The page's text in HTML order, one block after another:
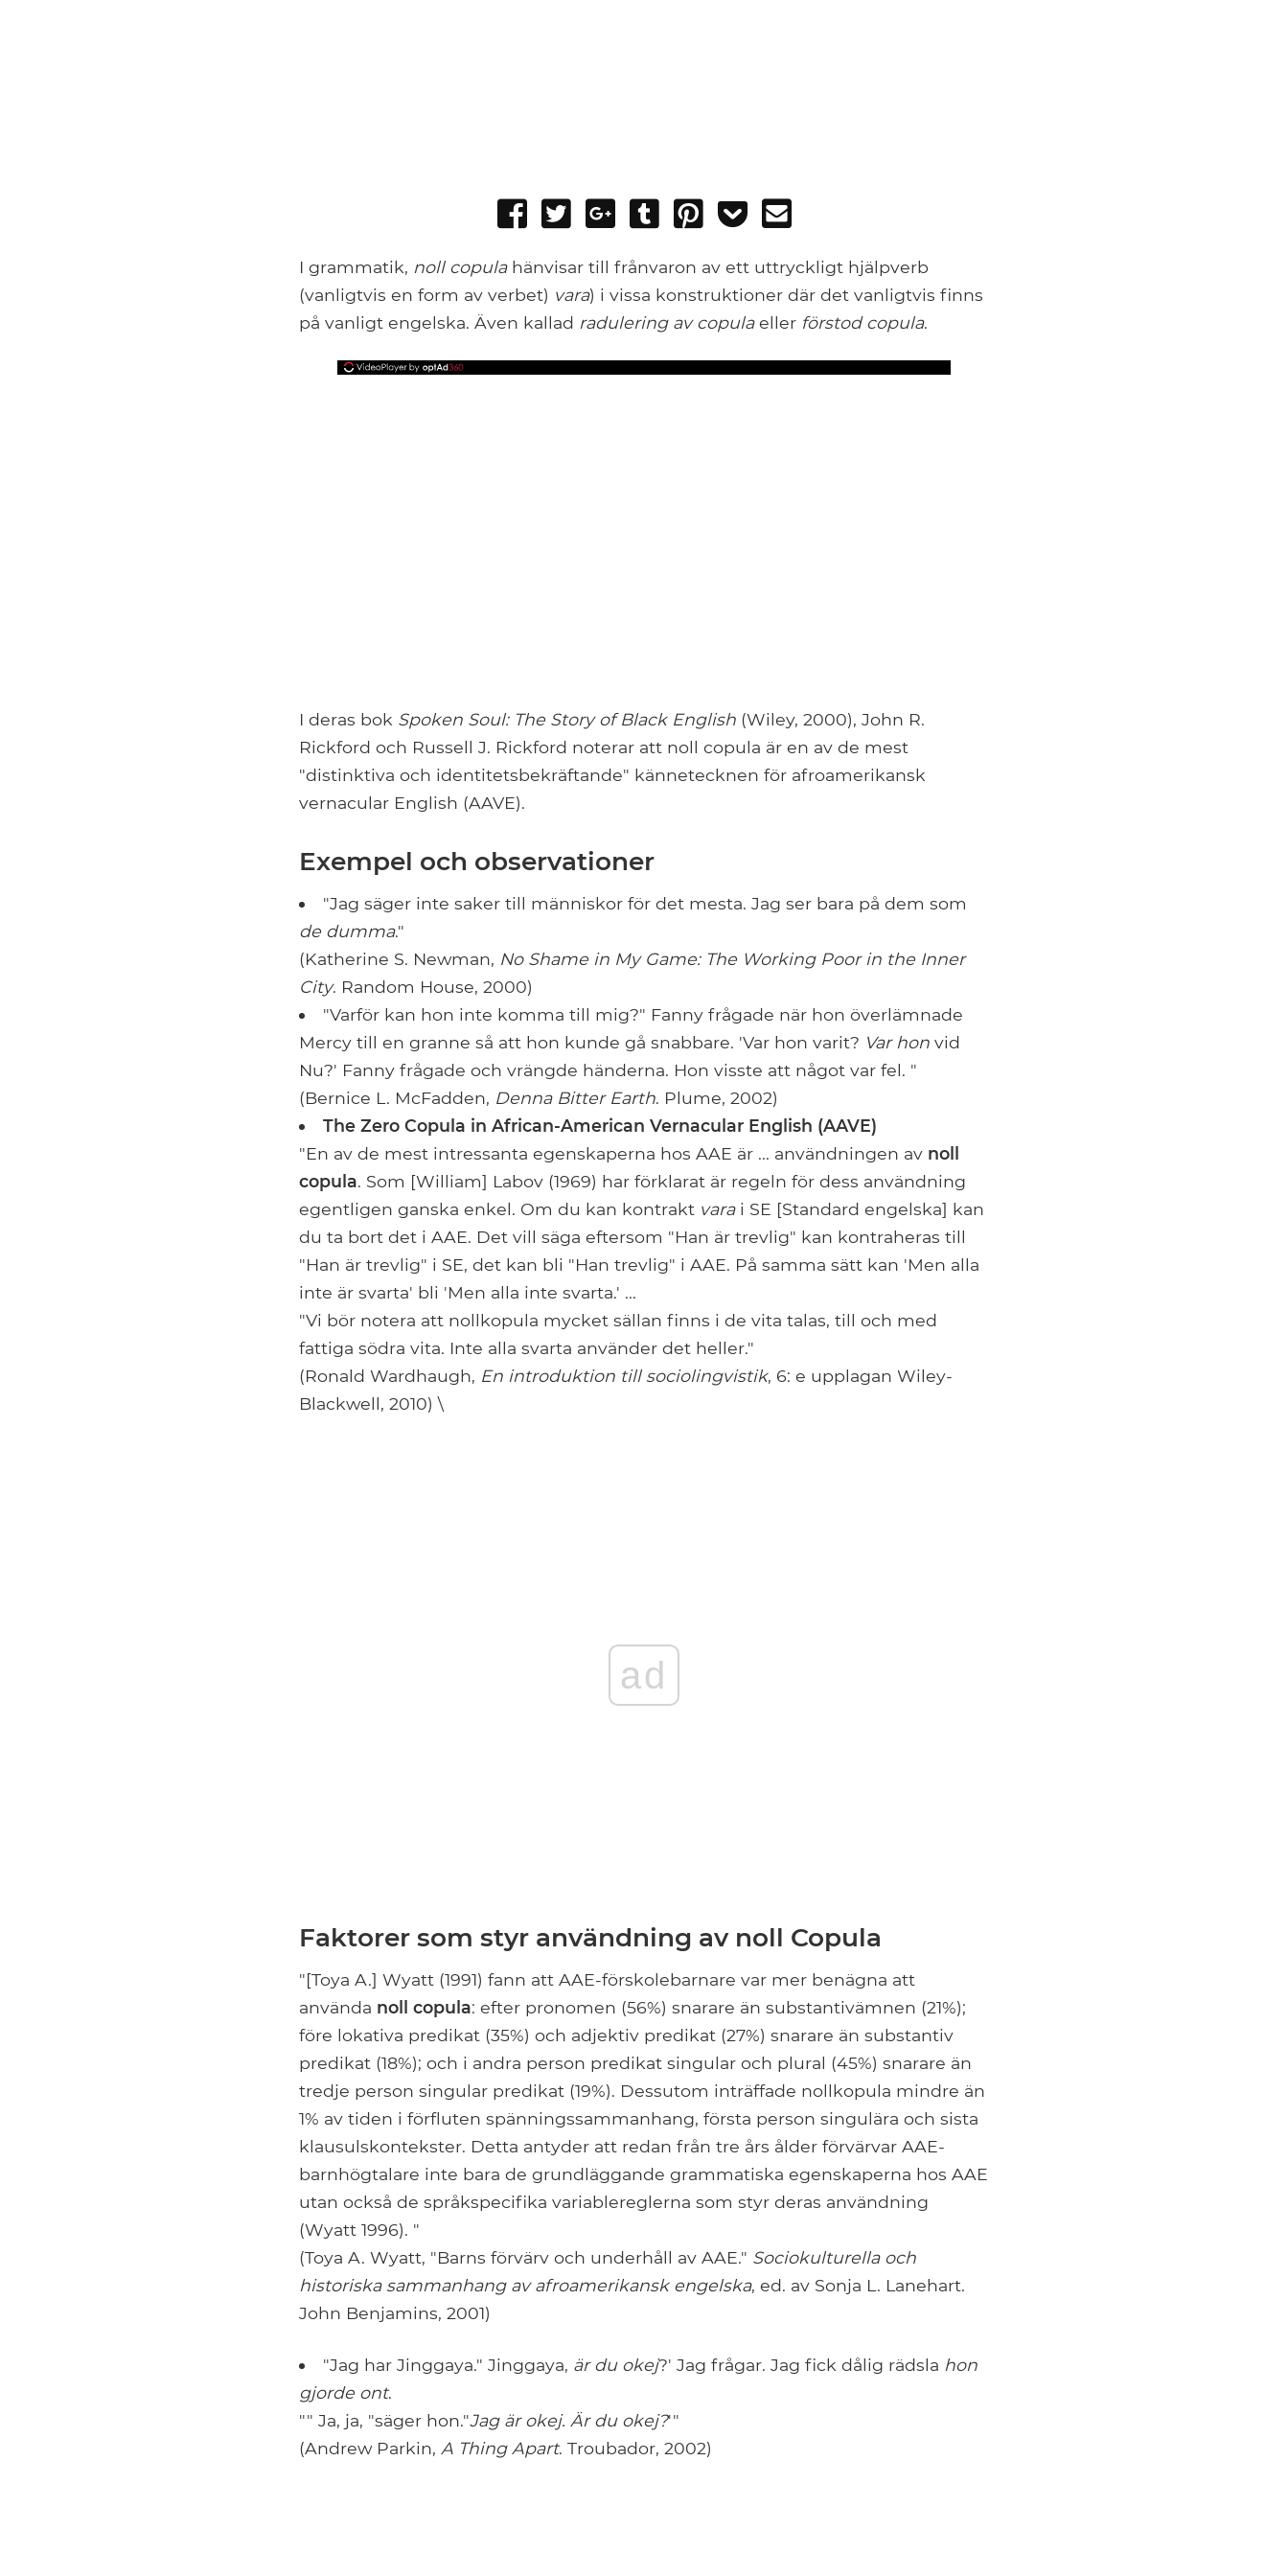
Share
Facebook
Tweet
Share
Google+
Post
Tumblr
Pin
Add
Pocket
I grammatik, noll copulahänvisar till frånvaron av ett uttryckligt hjälpverb
(vanligtvis en form av verbet) vara) i vissa konstruktioner där det vanligtvis finns
på vanligt engelska. Även kallad radulering av copulaeller förstod copula.
I deras bok Spoken Soul: The Story of Black English (Wiley, 2000), John R.
Rickford och Russell J. Rickford noterar att noll copula är en av de mest
"distinktiva och identitetsbekräftande" kännetecknen för afroamerikansk
vernacular English (AAVE).
Exempel och observationer
"Jag säger inte saker till människor för det mesta. Jag ser bara på dem som
de dumma."
(Katherine S. Newman, No Shame in My Game: The Working Poor in the Inner
City. Random House, 2000)
"Varför kan hon inte komma till mig?" Fanny frågade när hon överlämnade
Mercy till en granne så att hon kunde gå snabbare. 'Var hon varit? Var hon vid
Nu?' Fanny frågade och vrängde händerna. Hon visste att något var fel. "
(Bernice L. McFadden, Denna Bitter Earth. Plume, 2002)
The Zero Copula in African-American Vernacular English (AAVE)
"En av de mest intressanta egenskaperna hos AAE är ... användningen av noll
copula. Som [William] Labov (1969) har förklarat är regeln för dess användning
egentligen ganska enkel. Om du kan kontrakt varai SE [Standard engelska] kan
du ta bort det i AAE. Det vill säga eftersom "Han är trevlig" kan kontraheras till
"Han är trevlig" i SE, det kan bli "Han trevlig" i AAE. På samma sätt kan 'Men alla
inte är svarta' bli 'Men alla inte svarta.' ...
"Vi bör notera att nollkopula mycket sällan finns i de vita talas, till och med
fattiga södra vita. Inte alla svarta använder det heller."
(Ronald Wardhaugh, En introduktion till sociolingvistik, 6: e upplagan Wiley-
Blackwell, 2010) \
ad
Faktorer som styr användning av noll Copula
"[Toya A.] Wyatt (1991) fann att AAE-förskolebarnare var mer benägna att
använda noll copula: efter pronomen (56%) snarare än substantivämnen (21%);
före lokativa predikat (35%) och adjektiv predikat (27%) snarare än substantiv
predikat (18%); och i andra person predikat singular och plural (45%) snarare än
tredje person singular predikat (19%). Dessutom inträffade nollkopula mindre än
1% av tiden i förfluten spänningssammanhang, första person singulära och sista
klausulskontekster. Detta antyder att redan från tre års ålder förvärvar AAE-
barnhögtalare inte bara de grundläggande grammatiska egenskaperna hos AAE
utan också de språkspecifika variablereglerna som styr deras användning
(Wyatt 1996). "
(Toya A. Wyatt, "Barns förvärv och underhåll av AAE." Sociokulturella och
historiska sammanhang av afroamerikansk engelska, ed. av Sonja L. Lanehart.
John Benjamins, 2001)
"Jag har Jinggaya." Jinggaya, är du okej?' Jag frågar. Jag fick dålig rädsla hon
gjorde ont.
"" Ja, ja, "säger hon."Jag är okej. Är du okej?'"
(Andrew Parkin, A Thing Apart. Troubador, 2002)